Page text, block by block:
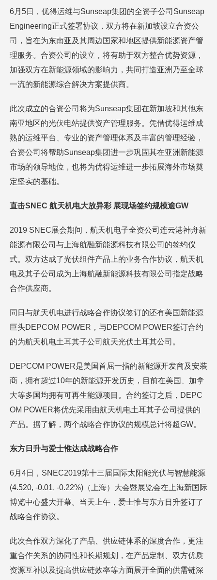
6月5日，优得运维与Sunseap集团的全资子公司Sunseap
Engineering正式签署协议，双方将在新加坡设立合资公
司，旨在为东南亚及其周边国家和地区提供新能源资产管
理服务。合资公司的设立，将有助于双方整合优势资源，
加强双方在新能源领域的影响力，共同打造亚洲乃至全球
一流的新能源综合解决方案提供商。
此次成立的合资公司将为Sunseap集团在新加坡和其他东
南亚地区的光伏电站提供资产管理服务。凭借优得运维成
熟的运维平台、专业的资产管理体系及丰富的管理经验，
合资公司将帮助Sunseap集团进一步巩固其在亚洲新能源
市场的领导地位，也将为优得运维进一步拓展海外市场奠
定坚实的基础。
直击SNEC 航天机电大放异彩 展现场签约规模逾GW
2019 SNEC展会期间，航天机电子全资公司连云港神舟新
能源有限公司与上海航融新能源科技有限公司的签约仪
式。双方达成了光伏组件产品上的业务合作协议，航天机
电及其子公司成为上海航融新能源科技有限公司指定战略
合作供应商。
同日与航天机电进行战略合作协议签订的还有美国新能源
巨头DEPCOM POWER，与DEPCOM POWER签订合约
的为航天机电土耳其子公司航天光伏土耳其公司。
DEPCOM POWER是美国首屈一指的新能源开发商及安装
商，拥有超过10年的新能源开发历史，目前在美国、加拿
大等多国均拥有可再生能源项目。合约签订之后，DEPC
OM POWER将优先采用由航天机电土耳其子公司提供的
产品。据了解，两个战略合作协议的规模总计将超GW。
东方日升与爱士惟达成战略合作
6月4日，SNEC2019第十三届国际太阳能光伏与智慧能源
(4.520, -0.01, -0.22%)（上海）大会暨展览会在上海新国际
博览中心盛大开幕。当天上午，爱士惟与东方日升签订了
战略合作协议。
此次合作双方深化了产品、供应链体系的深度合作，更注
重合作关系的协同性和长期规划，在产品定制、双方优质
资源互补以及提高供应链效率等方面展开全面的供需链深